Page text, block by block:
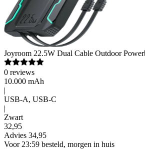
Pers
Joyroom 22.5W Dual Cable Outdoor
0 reviews
10.000 mAh
|
USB-A, USB-C
|
Zwart
32,95
Advies 34,95
Voor 23:59 besteld, morgen in huis